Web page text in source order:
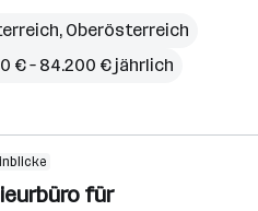
, Oberösterreich
€ – 84.200 € jährlich
für